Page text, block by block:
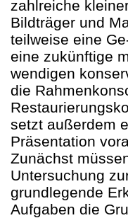
zahlreiche
Bildträger und
teilweise eine
eine zukünftige
wendigen
die
setzt außerdem
Präsentation
Zunächst
Untersuchung
grundlegende
Aufgaben die